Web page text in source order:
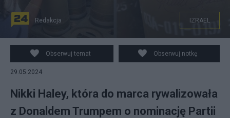
for. X/Nikki Haley Team
Redakcja IZRAEL
Obserwuj temat Obserwuj notkę
29.05.2024
Nikki Haley, która do marca rywalizowała
z Donaldem Trumpem o nominację Partii